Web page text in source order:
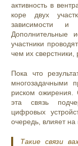
активность в
коре двух
зависимости и
Дополнительные
участники
чем их
Пока что
многозадачными
риском ожирения.
эта связь
цифровых
очередь, влияет на
Такие связи